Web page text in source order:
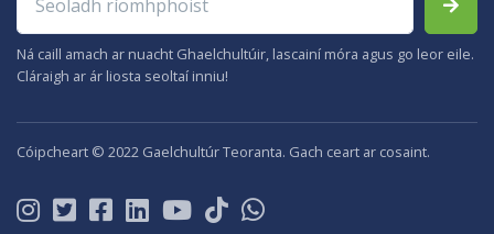
Ná caill amach ar nuacht Ghaelchultúir, lascainí móra agus go leor eile.
Cláraigh ar ár liosta seoltaí inniu!
Cóipcheart © 2022 Gaelchultúr Teoranta. Gach ceart ar cosaint.